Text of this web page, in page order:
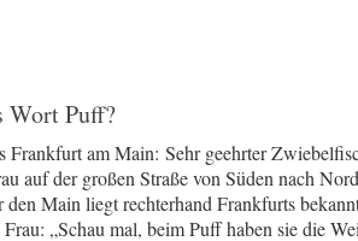
Wort Puff?
Frankfurt am Main: Sehr geehrter
auf der großen Straße von Süden nach
Main liegt rechterhand Frankfurts
Frau: „Schau mal, beim Puff haben sie die